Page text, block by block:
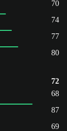
70
74
77
80
72
68
87
69